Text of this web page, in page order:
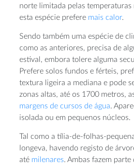
norte limitada pelas temperaturas
esta espécie prefere mais calor.
Sendo também uma espécie de
como as anteriores, precisa de
estival, embora tolere alguma
Prefere solos fundos e férteis,
textura ligeira a mediana e pode
zonas altas, até os 1700 metros,
margens de cursos de água.
isolada ou em pequenos núcleos.
Tal como a tília-de-folhas-
longeva, havendo registo de
até milenares. Ambas fazem